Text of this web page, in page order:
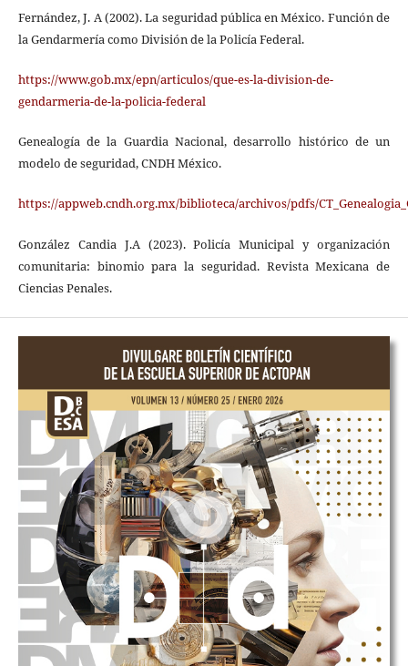
Fernández, J. A (2002). La seguridad pública en México. Función de
la Gendarmería como División de la Policía Federal.
https://www.gob.mx/epn/articulos/que-es-la-division-de-
gendarmeria-de-la-policia-federal
Genealogía de la Guardia Nacional, desarrollo histórico de un
modelo de seguridad, CNDH México.
https://appweb.cndh.org.mx/biblioteca/archivos/pdfs/
González Candia J.A (2023). Policía Municipal y organización
comunitaria: binomio para la seguridad. Revista Mexicana de
Ciencias Penales.